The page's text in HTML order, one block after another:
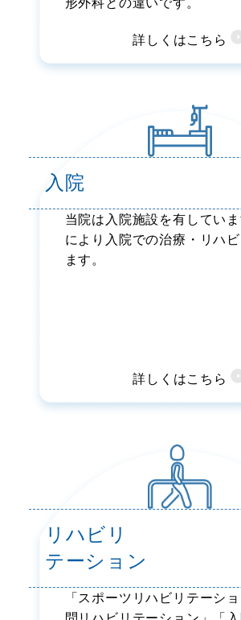
形外科との違いです。
詳しくはこちら
入院
当院は入院施設を有してい
により入院での治療・リハ
ます。
詳しくはこちら
リハビリ
テーション
「スポーツリハビリテーシ